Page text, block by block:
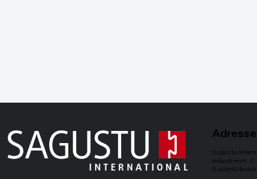
Adresse
Sagustu
Industriestr. 7
D-66892